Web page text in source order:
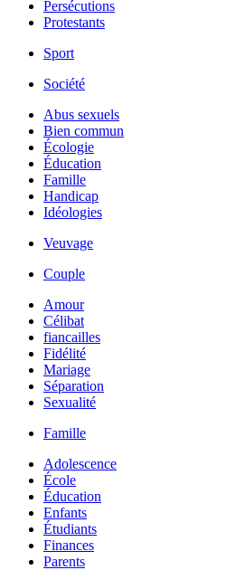
Persécutions
Protestants
Sport
Société
Abus sexuels
Bien commun
Écologie
Éducation
Famille
Handicap
Idéologies
Veuvage
Couple
Amour
Célibat
fiancailles
Fidélité
Mariage
Séparation
Sexualité
Famille
Adolescence
École
Éducation
Enfants
Étudiants
Finances
Parents